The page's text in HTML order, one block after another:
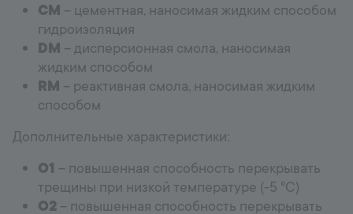
CM – цементная, наносимая жидким способом
гидроизоляция
DM – дисперсионная смола, наносимая
жидким способом
RM – реактивная смола, наносимая жидким
способом
Дополнительные характеристики:
O1 – повышенная способность перекрывать
трещины при низкой температуре (-5 °C)
O2 – повышенная способность перекрывать